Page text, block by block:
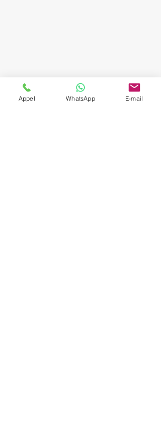
Appel WhatsApp E-mail